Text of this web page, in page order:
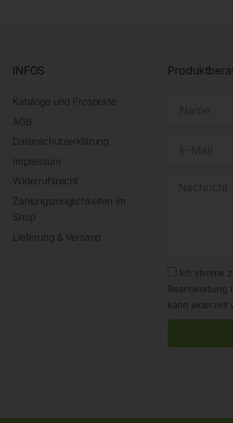
INFOS
Kataloge und Prospekte
AGB
Datenschutzerklärung
Impressum
Widerrufsrecht
Zahlungsmöglichkeiten im
Shop
Lieferung & Versand
Ich stimme
Beantwortung
kann jederzeit